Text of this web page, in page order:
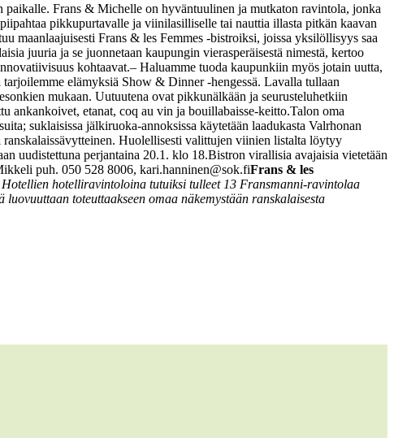
Frans & Michelle on hyväntuulinen ja mutkaton ravintola, jonka
pikkupurtavalle ja viinilasilliselle tai nauttia illasta pitkän kaavan
maanlaajuisesti Frans & les Femmes -bistroiksi, joissa yksilöllisyys saa
juuria ja se juonnetaan kaupungin vierasperäisestä nimestä, kertoo
kohtaavat.– Haluamme tuoda kaupunkiin myös jotain uutta,
elämyksiä Show & Dinner -hengessä. Lavalla tullaan
mukaan. Uutuutena ovat pikkunälkään ja seurusteluhetkiin
ankankoivet, etanat, coq au vin ja bouillabaisse-keitto.Talon oma
suklaisissa jälkiruoka-annoksissa käytetään laadukasta Valrhonan
Huolellisesti valittujen viinien listalta löytyy
uudistettuna perjantaina 20.1. klo 18.Bistron virallisia avajaisia vietetään
puh. 050 528 8006, kari.hanninen@sok.fiFrans & les
hotelliravintoloina tutuiksi tulleet 13 Fransmanni-ravintolaa
toteuttaakseen omaa näkemystään ranskalaisesta